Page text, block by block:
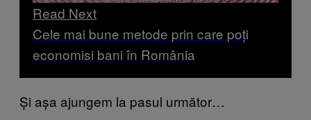
Read Next
Cele mai bune metode prin care poți
economisi bani în România
Și așa ajungem la pasul următor…